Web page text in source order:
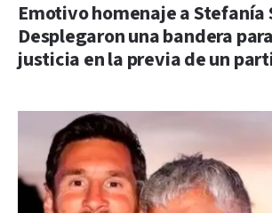
Emotivo homenaje a Stefanía
Desplegaron una bandera
justicia en la previa de un